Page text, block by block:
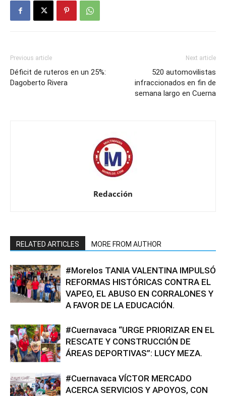
Previous article
Déficit de ruteros en un 25%:
Dagoberto Rivera
Next article
520 automovilistas
infraccionados en fin de
semana largo en Cuerna
Redacción
RELATED ARTICLES MORE FROM AUTHOR
#Morelos TANIA VALENTINA IMPULSÓ
REFORMAS HISTÓRICAS CONTRA EL
VAPEO, EL ABUSO EN CORRALONES Y
A FAVOR DE LA EDUCACIÓN.
#Cuernavaca “URGE PRIORIZAR EN EL
RESCATE Y CONSTRUCCIÓN DE
ÁREAS DEPORTIVAS”: LUCY MEZA.
#Cuernavaca VÍCTOR MERCADO
ACERCA SERVICIOS Y APOYOS, CON